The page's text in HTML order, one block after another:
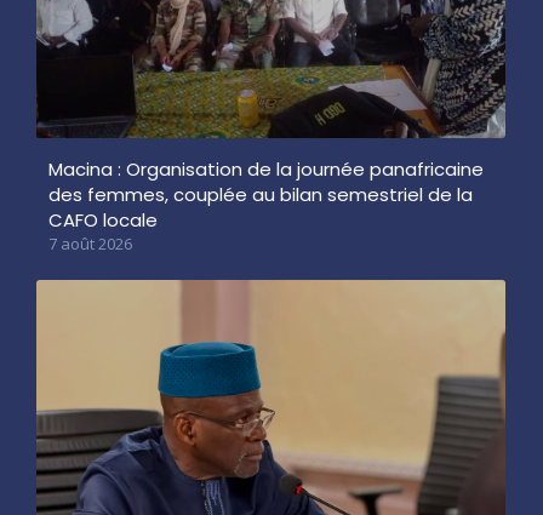
Macina : Organisation de la journée panafricaine
des femmes, couplée au bilan semestriel de la
CAFO locale
7 août 2026